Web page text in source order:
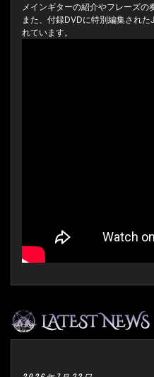
メインギターの紹介やフレーズの
また、付録DVDに特別編集され
れています。